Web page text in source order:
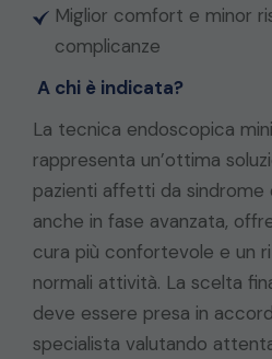
Miglior comfort e minor
complicanze
A chi è indicata?
La tecnica endoscopica
rappresenta un’ottima
pazienti affetti da sindrome
anche in fase avanzata,
cura più confortevole e un
normali attività. La scelta
deve essere presa in
specialista valutando